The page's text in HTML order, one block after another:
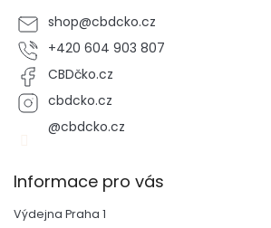
shop@cbdcko.cz
+420 604 903 807
CBDčko.cz
cbdcko.cz
@cbdcko.cz
Informace pro vás
Výdejna Praha 1